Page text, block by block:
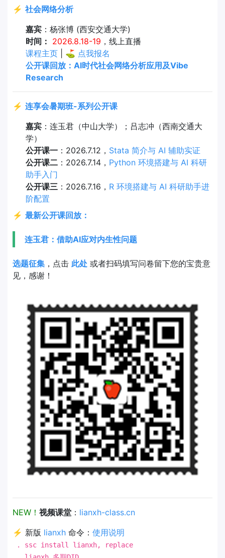
⚡ 社会网络分析
嘉宾：杨张博 (西安交通大学)
时间： 2026.8.18-19 ，线上直播
课程主页| ⛳ 点我报名
公开课回放：AI时代社会网络分析应用及Vibe
Research
⚡ 连享会暑期班-系列公开课
嘉宾：连玉君（中山大学）；吕志冲（西南交通大
学）
公开课一：2026.7.12， Stata 简介与 AI 辅助实证
公开课二：2026.7.14， Python 环境搭建与 AI 科研
助手入门
公开课三 ：2026.7.16， R 环境搭建与 AI 科研助手进
阶配置
⚡ 最新公开课回放：
连玉君：借助AI应对内生性问题
选题征集 ，点击 此处 或者扫码填写问卷留下您的宝贵意
见，感谢！
NEW！ 视频课堂 ： lianxh-class.cn
⚡ 新版 lianxh 命令： 使用说明
. ssc install lianxh, replace